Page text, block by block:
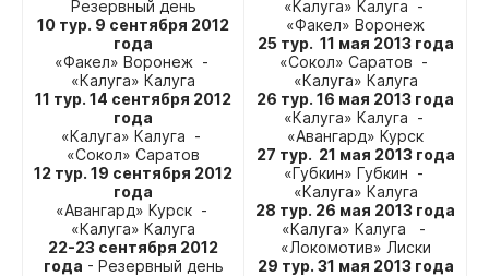
Резервный день
10 тур. 9 сентября 2012
года
«Факел» Воронеж -
«Калуга» Калуга
11 тур. 14 сентября 2012
года
«Калуга» Калуга -
«Сокол» Саратов
12 тур. 19 сентября 2012
года
«Авангард» Курск -
«Калуга» Калуга
22-23 сентября 2012
года - Резервный день
«Калуга» Калуга -
«Факел» Воронеж
25 тур. 11 мая 2013 года
«Сокол» Саратов -
«Калуга» Калуга
26 тур. 16 мая 2013 года
«Калуга» Калуга -
«Авангард» Курск
27 тур. 21 мая 2013 года
«Губкин» Губкин -
«Калуга» Калуга
28 тур. 26 мая 2013 года
«Калуга» Калуга -
«Локомотив» Лиски
29 тур. 31 мая 2013 года